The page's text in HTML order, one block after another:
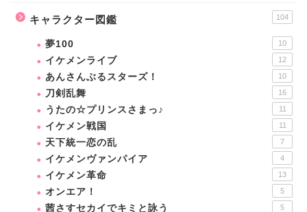
キャラクター図鑑 104
夢100 10
イケメンライブ 12
あんさんぶるスターズ！ 10
刀剣乱舞 16
うたの☆プリンスさまっ♪ 11
イケメン戦国 11
天下統一恋の乱 7
イケメンヴァンパイア 4
イケメン革命 13
オンエア！ 5
茜さすセカイでキミと詠う 5